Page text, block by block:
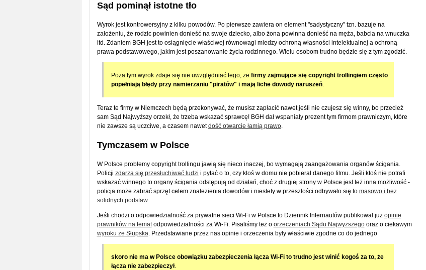
Sąd pominął istotne tło
Wyrok jest kontrowersyjny z kilku powodów. Po pierwsze zawiera on element "sadystyczny" tzn. bazuje na
założeniu, że rodzic powinien donieść na swoje dziecko, albo żona powinna donieść na męża, babcia na wnuczka
itd. Zdaniem BGH jest to osiągnięcie właściwej równowagi miedzy ochroną własności intelektualnej a ochroną
prawa podstawowego, jakim jest poszanowanie życia rodzinnego. Wielu osobom trudno będzie się z tym zgodzić.
Poza tym wyrok zdaje się nie uwzględniać tego, że firmy zajmujące się copyright trollingiem często
popełniają błędy przy namierzaniu "piratów" i mają liche dowody naruszeń.
Teraz te firmy w Niemczech będą przekonywać, że musisz zapłacić nawet jeśli nie czujesz się winny, bo przecież
sam Sąd Najwyższy orzekł, że trzeba wskazać sprawcę! BGH dał wspaniały prezent tym firmom prawniczym, które
nie zawsze są uczciwe, a czasem nawetdość otwarcie łamią prawo.
Tymczasem w Polsce
W Polsce problemy copyright trollingu jawią się nieco inaczej, bo wymagają zaangażowania organów ścigania.
Policji zdarza się przesłuchiwać ludzi i pytać o to, czy ktoś w domu nie pobierał danego filmu. Jeśli ktoś nie potrafi
wskazać winnego to organy ścigania odstępują od działań, choć z drugiej strony w Polsce jest też inna możliwość -
policja może zabrać sprzęt celem znalezienia dowodów i niestety w przeszłości odbywało się to masowo i bez
solidnych podstaw.
Jeśli chodzi o odpowiedzialność za prywatne sieci Wi-Fi w Polsce to Dziennik Internautów publikował już opinie
prawników na tematodpowiedzialności za Wi-Fi. Pisaliśmy też o orzeczeniach Sądu Najwyższegooraz o ciekawym
wyroku ze Słupska. Przedstawiane przez nas opinie i orzeczenia były właściwie zgodne co do jednego
skoro nie ma w Polsce obowiązku zabezpieczenia łącza Wi-Fi to trudno jest winić kogoś za to, że
łącza nie zabezpieczył.